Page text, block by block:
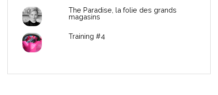
The Paradise, la folie des grands
magasins
Training #4